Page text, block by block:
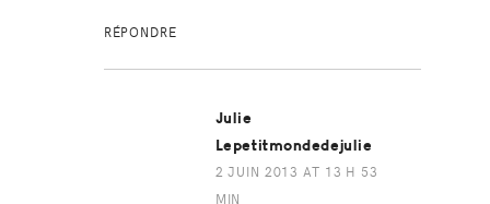
RÉPONDRE
Julie
Lepetitmondedejulie
2 JUIN 2013 AT 13 H 53
MIN